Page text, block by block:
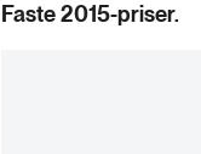
Faste 2015-priser.